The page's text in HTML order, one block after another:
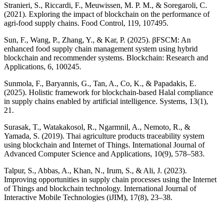
Stranieri, S., Riccardi, F., Meuwissen, M. P. M., & Soregaroli, C.
(2021). Exploring the impact of blockchain on the performance of
agri-food supply chains. Food Control, 119, 107495.
Sun, F., Wang, P., Zhang, Y., & Kar, P. (2025). βFSCM: An
enhanced food supply chain management system using hybrid
blockchain and recommender systems. Blockchain: Research and
Applications, 6, 100245.
Sunmola, F., Baryannis, G., Tan, A., Co, K., & Papadakis, E.
(2025). Holistic framework for blockchain-based Halal compliance
in supply chains enabled by artificial intelligence. Systems, 13(1),
21.
Surasak, T., Watakakosol, R., Ngarmnil, A., Nemoto, R., &
Yamada, S. (2019). Thai agriculture products traceability system
using blockchain and Internet of Things. International Journal of
Advanced Computer Science and Applications, 10(9), 578–583.
Talpur, S., Abbas, A., Khan, N., Irum, S., & Ali, J. (2023).
Improving opportunities in supply chain processes using the Internet
of Things and blockchain technology. International Journal of
Interactive Mobile Technologies (iJIM), 17(8), 23–38.